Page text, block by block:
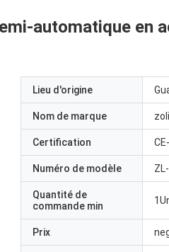
automatique en
Lieu d'origine
Nom de marque
Certification
Numéro de modèle
Quantité de
commande min
Prix